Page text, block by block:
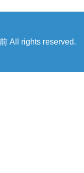
All rights reserved.